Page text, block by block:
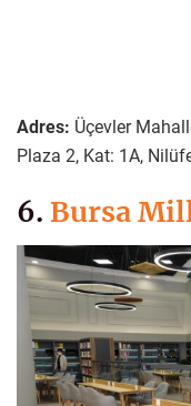
Adres: Üçevler
Plaza 2, Kat: 1A,
6. Bursa